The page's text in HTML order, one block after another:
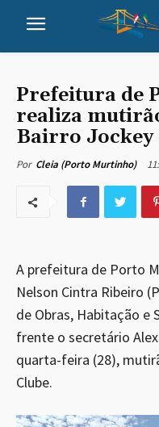
Prefeitura de
realiza
Bairro Jockey
Por Cleia (Porto Murtinho)
A prefeitura de Porto
Nelson Cintra Ribeiro
de Obras, Habitação e
frente o secretário
quarta-feira (28),
Clube.